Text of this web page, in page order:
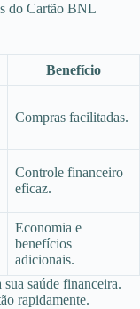
do Cartão BNL
Benefício
Compras facilitadas.
Controle financeiro
eficaz.
Economia e
benefícios
adicionais.
saúde financeira.
rapidamente.